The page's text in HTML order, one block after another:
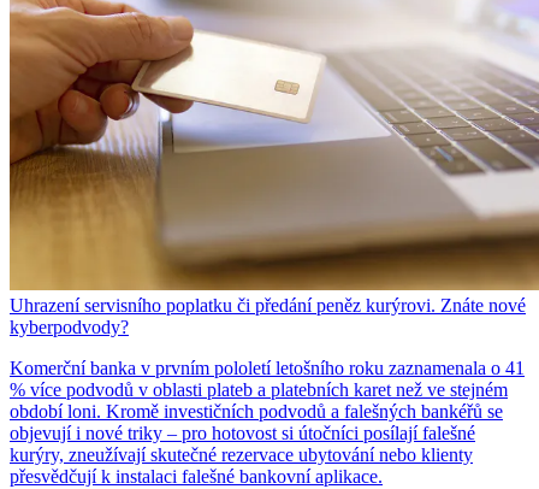
Uhrazení servisního poplatku či předání peněz kurýrovi. Znáte nové
kyberpodvody?
Komerční banka v prvním pololetí letošního roku zaznamenala o 41
% více podvodů v oblasti plateb a platebních karet než ve stejném
období loni. Kromě investičních podvodů a falešných bankéřů se
objevují i nové triky – pro hotovost si útočníci posílají falešné
kurýry, zneužívají skutečné rezervace ubytování nebo klienty
přesvědčují k instalaci falešné bankovní aplikace.